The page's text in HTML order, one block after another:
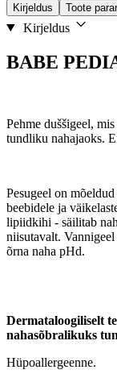
Kirjeldus Toote
Kirjeldus
BABE
Pehme duššigeel,
tundliku nahajaoks.
Pesugeel on
beebidele ja
lipiidkihi - säilitab
niisutavalt.
õrna naha pHd.
Dermataloogiliselt
nahasõbralikuks
Hüpoallergeenne.